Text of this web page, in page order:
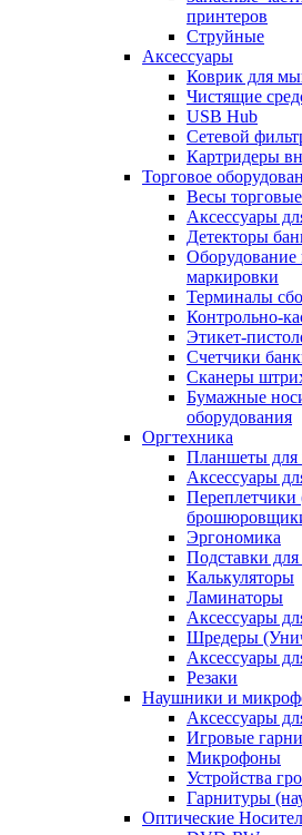
принтеров
Струйные
Аксессуары
Коврик для
Чистящие
USB Hub
Сетевой
Картридеры
Торговое
Весы торговые
Аксессуары
Детекторы
Оборудование
маркировки
Терминалы
Контрольно-
Этикет-
Счетчики
Сканеры
Бумажные
оборудования
Оргтехника
Планшеты для
Аксессуары
Эргономика
Подставки для
Калькуляторы
Ламинаторы
Аксессуары
Шредеры
Аксессуары
Резаки
Наушники и
Аксессуары
Игровые
Микрофоны
Устройства
Гарнитуры
Оптические